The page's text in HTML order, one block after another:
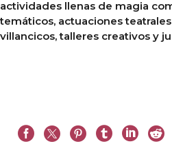
actividades llenas de magia
temáticos, actuaciones
villancicos, talleres creativos y